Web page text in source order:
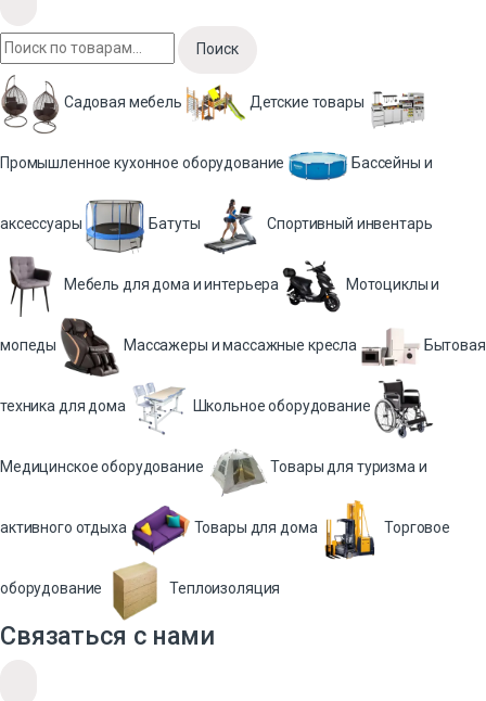
Поиск
Садовая мебель Детские товары
Промышленное кухонное оборудование Бассейны и
аксессуары Батуты Спортивный инвентарь
Мебель для дома и интерьера Мотоциклы и
мопеды Массажеры и массажные кресла Бытовая
техника для дома Школьное оборудование
Медицинское оборудование Товары для туризма и
активного отдыха Товары для дома Торговое
оборудование Теплоизоляция
Связаться с нами